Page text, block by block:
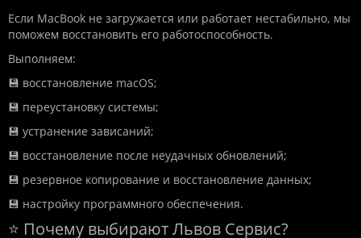
Если MacBook не загружается или работает нестабильно, мы
поможем восстановить его работоспособность.
Выполняем:
💾 восстановление macOS;
💾 переустановку системы;
💾 устранение зависаний;
💾 восстановление после неудачных обновлений;
💾 резервное копирование и восстановление данных;
💾 настройку программного обеспечения.
⭐ Почему выбирают Львов Сервис?